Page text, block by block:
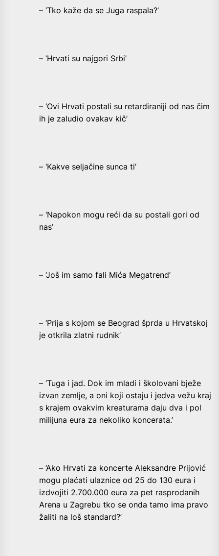
– ‘Tko kaže da se Juga raspala?’
– ‘Hrvati su najgori Srbi’
– ‘Ovi Hrvati postali su retardiraniji od nas čim
ih je zaludio ovakav kič’
– ‘Kakve seljačine sunca ti’
– ‘Napokon mogu reći da su postali gori od
nas’
– ‘Još im samo fali Mića Megatrend’
– ‘Prija s kojom se Beograd šprda u Hrvatskoj
je otkrila zlatni rudnik’
– ‘Tuga i jad. Dok im mladi i školovani bježe
izvan zemlje, a oni koji ostaju i jedva vežu kraj
s krajem ovakvim kreaturama daju dva i pol
milijuna eura za nekoliko koncerata.’
– ‘Ako Hrvati za koncerte Aleksandre Prijović
mogu plaćati ulaznice od 25 do 130 eura i
izdvojiti 2.700.000 eura za pet rasprodanih
Arena u Zagrebu tko se onda tamo ima pravo
žaliti na loš standard?’